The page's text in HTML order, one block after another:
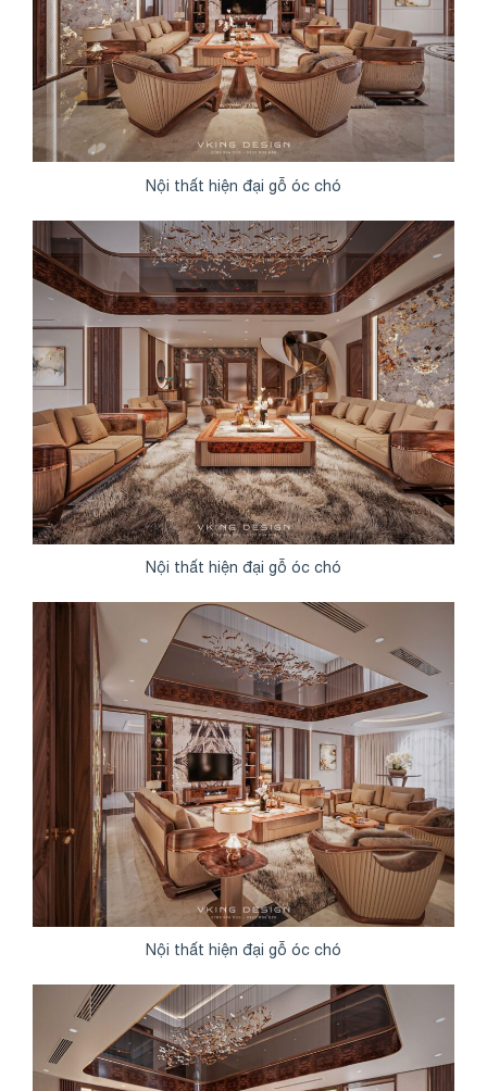
Nội thất hiện đại gỗ óc chó
Nội thất hiện đại gỗ óc chó
Nội thất hiện đại gỗ óc chó